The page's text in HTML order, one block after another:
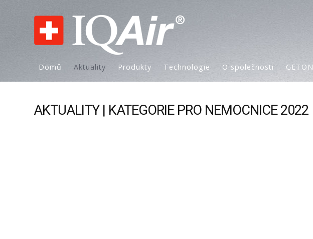
Domů Aktuality Produkty Technologie O společnosti GETON
AKTUALITY | KATEGORIE PRO NEMOCNICE 2022